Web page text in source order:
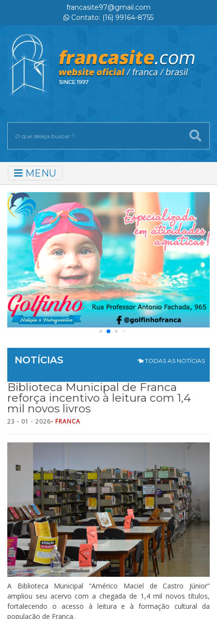
francasite97@gmail.com
Contato: (16) 99164-8755
MENU
NOTÍCIAS TODAS AS NOTÍCIAS
Biblioteca Municipal de Franca
reforça incentivo à leitura com 1,4
mil novos livros
23 - 01 - 2026- FRANCA
A Biblioteca Municipal “Américo Maciel de Castro Júnior”
ampliou seu acervo com a chegada de 1,4 mil novos títulos,
fortalecendo o acesso à leitura e à formação cultural da
população de Franca.